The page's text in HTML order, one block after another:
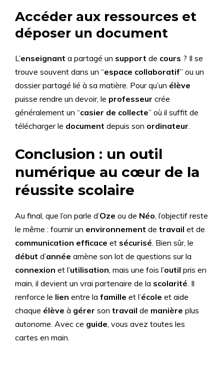
Accéder aux ressources et
déposer un document
L’enseignant a partagé un support de cours ? Il se
trouve souvent dans un “espace collaboratif” ou un
dossier partagé lié à sa matière. Pour qu’un élève
puisse rendre un devoir, le professeur crée
généralement un “casier de collecte” où il suffit de
télécharger le document depuis son ordinateur.
Conclusion : un outil
numérique au cœur de la
réussite scolaire
Au final, que l’on parle d’Oze ou de Néo, l’objectif reste
le même : fournir un environnement de travail et de
communication efficace et sécurisé. Bien sûr, le
début d’année amène son lot de questions sur la
connexion et l’utilisation, mais une fois l’outil pris en
main, il devient un vrai partenaire de la scolarité. Il
renforce le lien entre la famille et l’école et aide
chaque élève à gérer son travail de manière plus
autonome. Avec ce guide, vous avez toutes les
cartes en main.